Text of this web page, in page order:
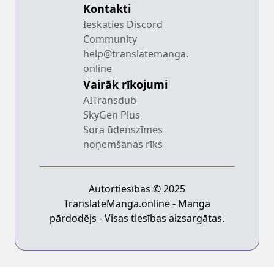
Kontakti
Ieskaties Discord
Community
help@translatemanga.
online
Vairāk rīkojumi
AITransdub
SkyGen Plus
Sora ūdenszīmes
noņemšanas rīks
Autortiesības © 2025
TranslateManga.online - Manga
pārdodējs - Visas tiesības aizsargātas.